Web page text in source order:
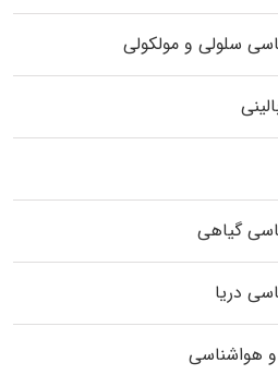
سلولی و مولکولی
گیاهی
دریا
هواشناسی